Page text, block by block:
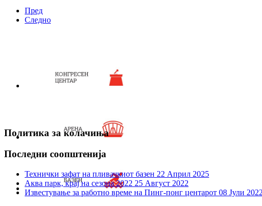
Пред
Следно
Политика за колачиња
Последни соопштенија
Технички зафат на пливачкиот базен 22 Април 2025
Аква парк, крај на сезона 2022 25 Август 2022
Известување за работно време на Пинг-понг центарот 08 Јули 2022